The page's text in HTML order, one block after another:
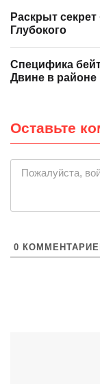
Раскрыт
Глубокого
Специфика
Двине в районе
Оставьте
Пожалуйста,
0